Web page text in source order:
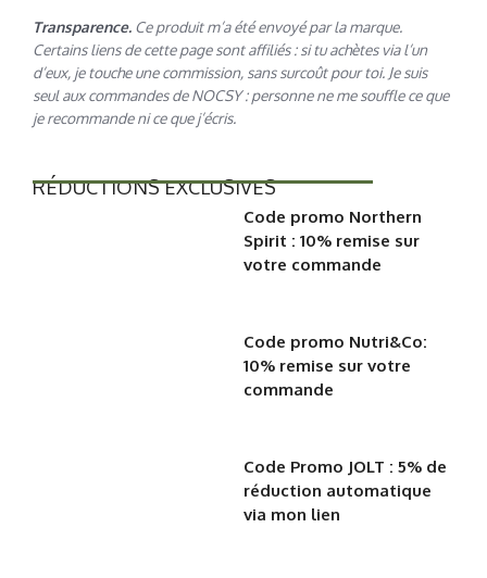
Transparence. Ce produit m’a été envoyé par la marque.
Certains liens de cette page sont affiliés : si tu achètes via l’un
d’eux, je touche une commission, sans surcoût pour toi. Je suis
seul aux commandes de NOCSY : personne ne me souffle ce que
je recommande ni ce que j’écris.
RÉDUCTIONS EXCLUSIVES
Code promo Northern
Spirit : 10% remise sur
votre commande
Code promo Nutri&Co:
10% remise sur votre
commande
Code Promo JOLT : 5% de
réduction automatique
via mon lien